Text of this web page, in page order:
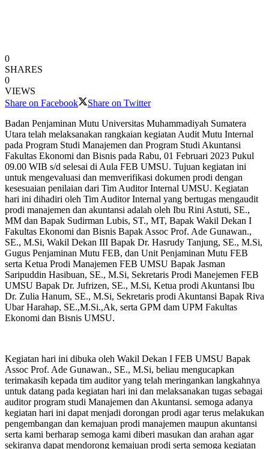
0
SHARES
0
VIEWS
Share on Facebook
Share on Twitter
Badan Penjaminan Mutu Universitas Muhammadiyah Sumatera
Utara telah melaksanakan rangkaian kegiatan Audit Mutu Internal
pada Program Studi Manajemen dan Program Studi Akuntansi
Fakultas Ekonomi dan Bisnis pada Rabu, 01 Februari 2023 Pukul
09.00 WIB s/d selesai di Aula FEB UMSU. Tujuan kegiatan ini
untuk mengevaluasi dan memverifikasi dokumen prodi dengan
kesesuaian penilaian dari Tim Auditor Internal UMSU. Kegiatan
hari ini dihadiri oleh Tim Auditor Internal yang bertugas mengaudit
prodi manajemen dan akuntansi adalah oleh Ibu Rini Astuti, SE.,
MM dan Bapak Sudirman Lubis, ST., MT, Bapak Wakil Dekan I
Fakultas Ekonomi dan Bisnis Bapak Assoc Prof. Ade Gunawan.,
SE., M.Si, Wakil Dekan III Bapak Dr. Hasrudy Tanjung, SE., M.Si,
Gugus Penjaminan Mutu FEB, dan Unit Penjaminan Mutu FEB
serta Ketua Prodi Manajemen FEB UMSU Bapak Jasman
Saripuddin Hasibuan, SE., M.Si, Sekretaris Prodi Manejemen FEB
UMSU Bapak Dr. Jufrizen, SE., M.Si, Ketua prodi Akuntansi Ibu
Dr. Zulia Hanum, SE., M.Si, Sekretaris prodi Akuntansi Bapak Riva
Ubar Harahap, SE.,M.Si.,Ak, serta GPM dam UPM Fakultas
Ekonomi dan Bisnis UMSU.
Kegiatan hari ini dibuka oleh Wakil Dekan I FEB UMSU Bapak
Assoc Prof. Ade Gunawan., SE., M.Si, beliau mengucapkan
terimakasih kepada tim auditor yang telah meringankan langkahnya
untuk datang pada kegiatan hari ini dan melaksanakan tugas sebagai
auditor program studi Manajemen dan Akuntansi. semoga adanya
kegiatan hari ini dapat menjadi dorongan prodi agar terus melakukan
pengembangan dan kemajuan prodi manajemen maupun akuntansi
serta kami berharap semoga kami diberi masukan dan arahan agar
sekiranya dapat mendorong kemajuan prodi serta semoga kegiatan